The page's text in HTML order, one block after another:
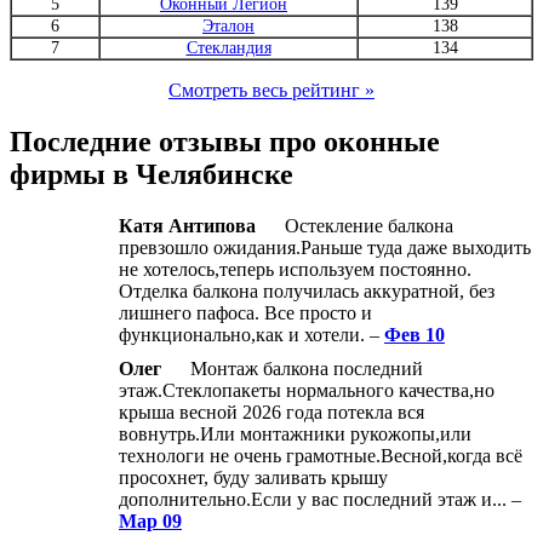
5 Оконный Легион
139
6
Эталон
138
7
Стекландия 134
Смотреть весь рейтинг »
Последние отзывы про оконные
фирмы в Челябинске
Катя Антипова
Остекление балкона
превзошло ожидания.Раньше туда даже выходить
не хотелось,теперь используем постоянно.
Отделка балкона получилась аккуратной, без
лишнего пафоса. Все просто и
функционально,как и хотели. – Фев 10
Олег
Монтаж балкона последний
этаж.Стеклопакеты нормального качества,но
крыша весной 2026 года потекла вся
вовнутрь.Или монтажники рукожопы,или
технологи не очень грамотные.Весной,когда всё
просохнет, буду заливать крышу
дополнительно.Если у вас последний этаж и... –
Мар 09